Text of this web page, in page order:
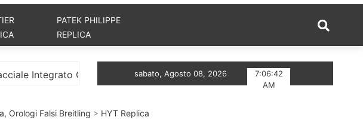
PATEK PHILIPPE
REPLICA
Online La Migliore Replica Nuovo TAG Heuer Monaco
sabato, Agosto 08, 2026
7:06:42
AM
Orologi Falsi Breitling > HYT Replica